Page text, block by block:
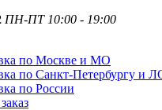
ПН-ПТ 10:00 - 19:00
по Москве и МО
по Санкт-Петербургу и
по России